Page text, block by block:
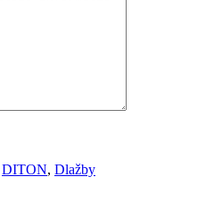
DITON, Dlažby